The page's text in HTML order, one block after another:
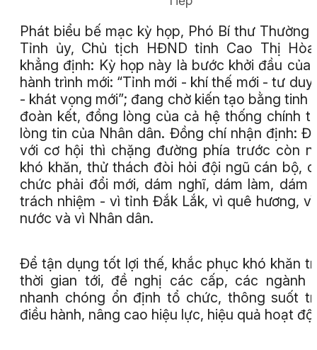
Phát biểu bế mạc kỳ họp, Phó Bí thư Thường
Tỉnh ủy, Chủ tịch HĐND tỉnh Cao Thị
khẳng định: Kỳ họp này là bước khởi đầu của
hành trình mới: “Tỉnh mới - khí thế mới - tư duy
- khát vọng mới”; đang chờ kiến tạo bằng tinh
đoàn kết, đồng lòng của cả hệ thống chính
lòng tin của Nhân dân. Đồng chí nhận định: Đi
với cơ hội thì chặng đường phía trước còn
khó khăn, thử thách đòi hỏi đội ngũ cán bộ,
chức phải đổi mới, dám nghĩ, dám làm, dám
trách nhiệm - vì tỉnh Đắk Lắk, vì quê hương,
nước và vì Nhân dân.
Để tận dụng tốt lợi thế, khắc phục khó khăn
thời gian tới, đề nghị các cấp, các ngành
nhanh chóng ổn định tổ chức, thông suốt
điều hành, nâng cao hiệu lực, hiệu quả hoạt